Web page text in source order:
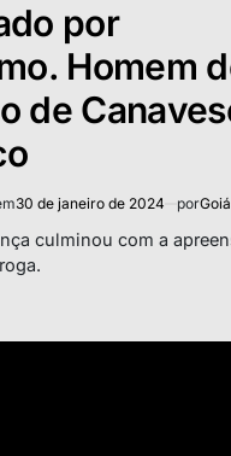
por
Homem
de
30 de janeiro de 2024 por
culminou com a